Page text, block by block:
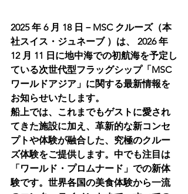
2025 年 6 月 18 日－MSC クルーズ（本
社スイス・ジュネーブ ）は、 2026 年
12 月 11 日に地中海での初航海を予定し
ている次世代型フラッグシップ「MSC
ワールドアジア」に関する最新情報を
お知らせいたします。
船上では、これまでもゲストに愛され
てきた施設に加え、革新的な新コンセ
プトや体験が融合した、究極のクルー
ズ体験をご提供します。中でも注目は
「ワールド・プロムナード」での新体
験です。世界各国の美食体験から一流